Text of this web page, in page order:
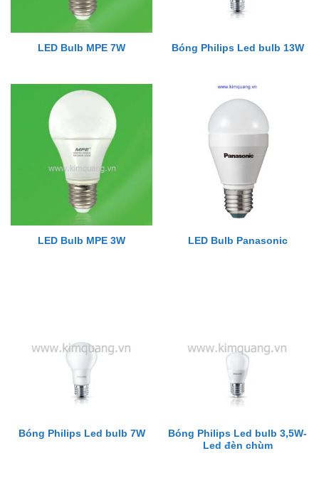
LED Bulb MPE 7W Bóng Philips Led bulb 13W
LED Bulb MPE 3W LED Bulb Panasonic
Bóng Philips Led bulb 7W
Bóng Philips Led bulb 3,5W-
Led đèn chùm